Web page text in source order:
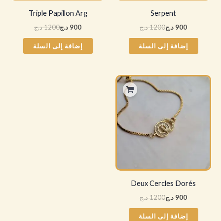
Serpent
1200د.ج 900 د.ج
إضافة إلى السلة
Triple Papillon Arg
1200د.ج 900 د.ج
إضافة إلى السلة
Deux Cercles Dorés
1200د.ج
السعر
هو:
900 د.ج
السعر
هو:
إضافة إلى السلة